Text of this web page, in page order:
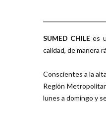
SUMED CHILE es
calidad, de manera
Conscientes a la
Región
lunes a domingo y